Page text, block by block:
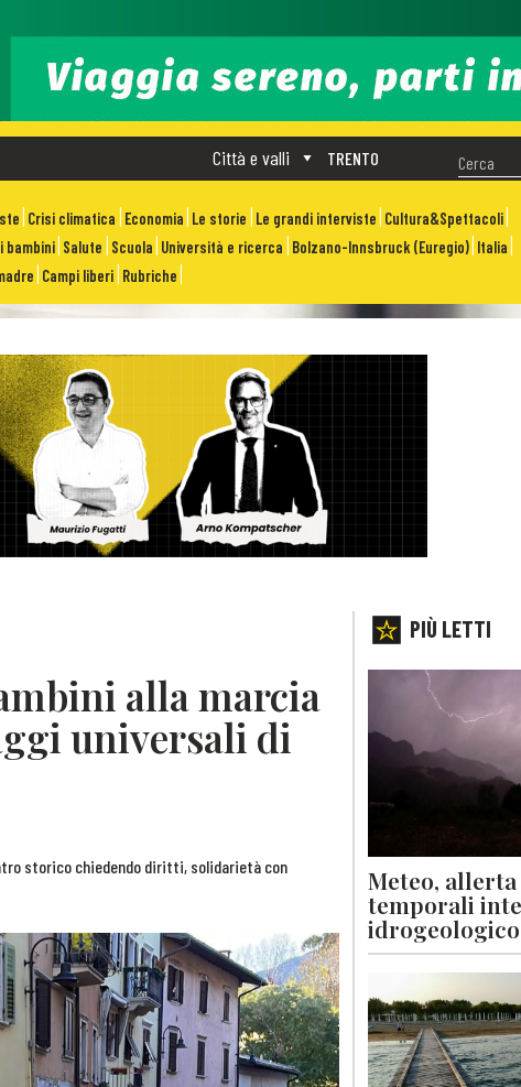
TRENTO
Città e valli
Crisi climatica Economia Le storie Le grandi interviste Cultura&Spettacoli
bambini Salute Scuola Università e ricerca Bolzano-Innsbruck (Euregio) Italia
Campi liberi Rubriche
alla marcia
universali di
storico chiedendo diritti, solidarietà con
PIÙ LETTI
Meteo,
temporali
idrogeologico